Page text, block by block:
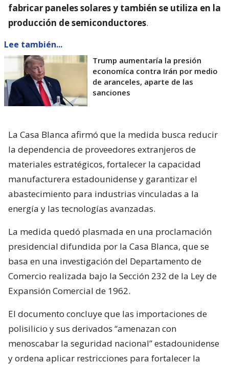
fabricar paneles solares y también se utiliza en la
producción de semiconductores.
Lee también...
Trump aumentaría la presión
economíca contra Irán por medio
de aranceles, aparte de las
sanciones
La Casa Blanca afirmó que la medida busca reducir
la dependencia de proveedores extranjeros de
materiales estratégicos, fortalecer la capacidad
manufacturera estadounidense y garantizar el
abastecimiento para industrias vinculadas a la
energía y las tecnologías avanzadas.
La medida quedó plasmada en una proclamación
presidencial difundida por la Casa Blanca, que se
basa en una investigación del Departamento de
Comercio realizada bajo la Sección 232 de la Ley de
Expansión Comercial de 1962.
El documento concluye que las importaciones de
polisilicio y sus derivados “amenazan con
menoscabar la seguridad nacional” estadounidense
y ordena aplicar restricciones para fortalecer la